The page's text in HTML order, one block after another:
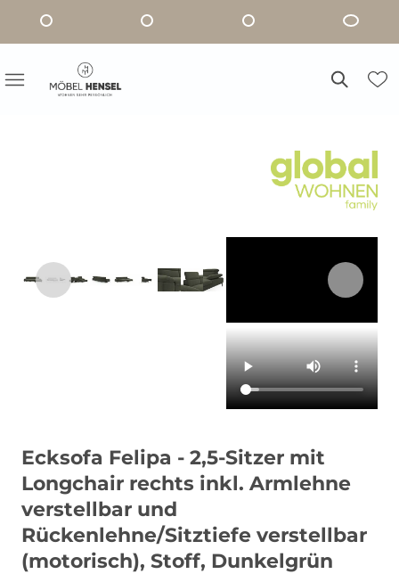
Ecksofa Felipa - 2,5-Sitzer mit
Longchair rechts inkl. Armlehne
verstellbar und
Rückenlehne/Sitztiefe verstellbar
(motorisch), Stoff, Dunkelgrün